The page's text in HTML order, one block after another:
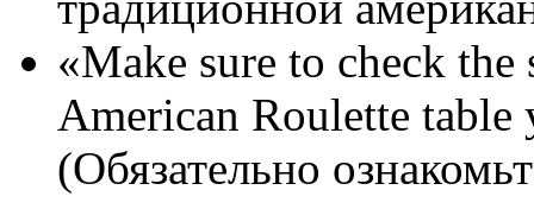
«Make sure to check
American Roulette table
(Обязательно